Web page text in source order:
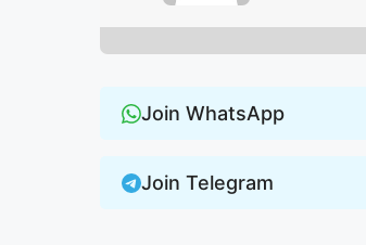
Join WhatsApp
Join Telegram